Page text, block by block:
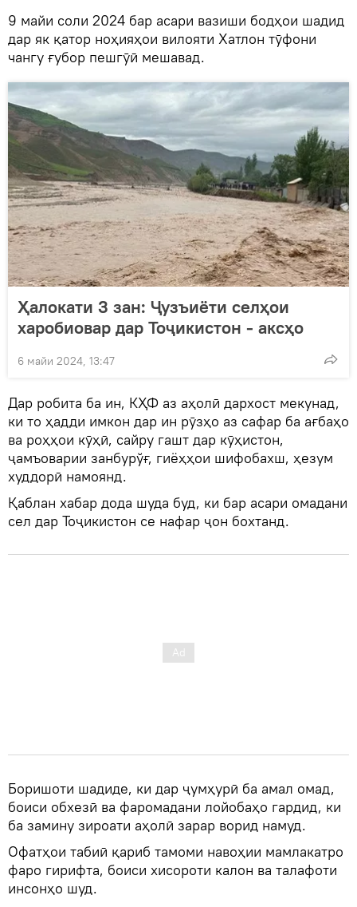
9 майи соли 2024 бар асари вазиши бодҳои шадид
дар як қатор ноҳияҳои вилояти Хатлон тӯфони
чангу ғубор пешгӯӣ мешавад.
Ҳалокати 3 зан: Ҷузъиёти селҳои
харобиовар дар Тоҷикистон - аксҳо
6 майи 2024, 13:47
Дар робита ба ин, КҲФ аз аҳолӣ дархост мекунад,
ки то ҳадди имкон дар ин рӯзҳо аз сафар ба ағбаҳо
ва роҳҳои кӯҳӣ, сайру гашт дар кӯҳистон,
ҷамъоварии занбурўғ, гиёҳҳои шифобахш, ҳезум
худдорӣ намоянд.
Қаблан хабар дода шуда буд, ки бар асари омадани
сел дар Тоҷикистон се нафар ҷон бохтанд.
Боришоти шадиде, ки дар ҷумҳурӣ ба амал омад,
боиси обхезӣ ва фаромадани лойобаҳо гардид, ки
ба замину зироати аҳолӣ зарар ворид намуд.
Офатҳои табиӣ қариб тамоми навоҳии мамлакатро
фаро гирифта, боиси хисороти калон ва талафоти
инсонҳо шуд.